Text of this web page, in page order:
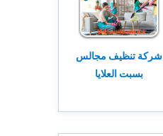
شركة تنظيف مجالس
بسبت العلايا